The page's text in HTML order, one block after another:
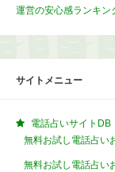
運営の安心感ランキン
サイトメニュー
電話占いサイトDB
無料お試し電話占い
無料お試し電話占い